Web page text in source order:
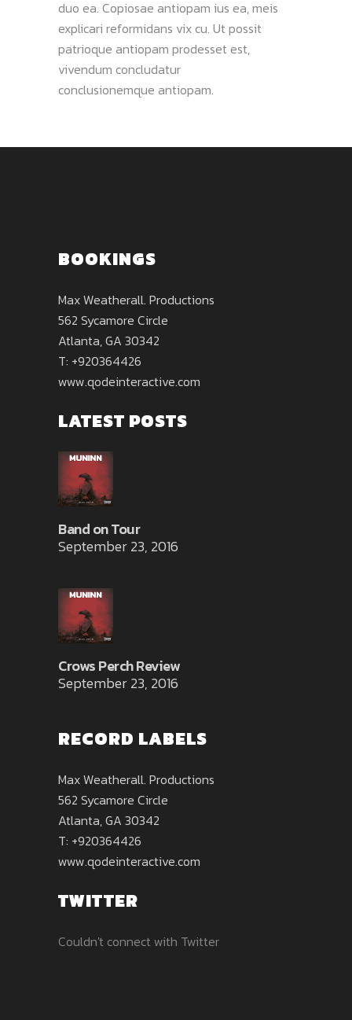
duo ea. Copiosae antiopam ius ea, meis
explicari reformidans vix cu. Ut possit
patrioque antiopam prodesset est,
vivendum concludatur
conclusionemque antiopam.
BOOKINGS
Max Weatherall. Productions
562 Sycamore Circle
Atlanta, GA 30342
T: +920364426
www.qodeinteractive.com
LATEST POSTS
Band on Tour
September 23, 2016
Crows Perch Review
September 23, 2016
RECORD LABELS
Max Weatherall. Productions
562 Sycamore Circle
Atlanta, GA 30342
T: +920364426
www.qodeinteractive.com
TWITTER
Couldn't connect with Twitter